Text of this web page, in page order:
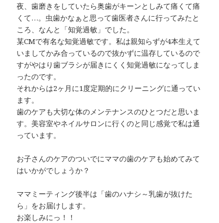
夜、歯磨きをしていたら奥歯がキーンとしみて痛くて痛
くて…。虫歯かなぁと思って歯医者さんに行ってみたと
ころ、なんと「知覚過敏」でした。
某CMで有名な知覚過敏です。私は親知らずが4本生えて
いましてかみ合っているので抜かずに温存しているので
すがやはり歯ブラシが届きにくく知覚過敏になってしま
ったのです。
それからは2ヶ月に1度定期的にクリーニングに通ってい
ます。
歯のケアも大切な体のメンテナンスのひとつだと思いま
す。美容室やネイルサロンに行くのと同じ感覚で私は通
っています。
お子さんのケアのついでにママの歯のケアも始めてみて
はいかがでしょうか？
ママミーティング後半は「歯のハナシ～乳歯が抜けた
ら」をお届けします。
お楽しみにっ！！